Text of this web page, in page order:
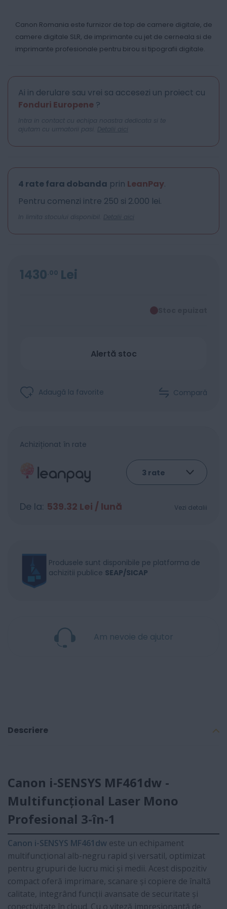
Canon Romania este furnizor de top de camere digitale, de
camere digitale SLR, de imprimante cu jet de cerneala si de
imprimante profesionale pentru birou si tipografii digitale.
Ai in derulare sau vrei sa accesezi un proiect cu
Fonduri Europene ?
Intra in contact cu echipa noastra dedicata si te
ajutam cu urmatorii pasi. Detalii aici
4 rate fara dobanda prin LeanPay.
Pentru comenzi intre 250 si 2.000 lei.
In limita stocului disponibil. Detalii aici
1430 00 Lei
Alertă stoc
Adaugă la favorite Compară
Achiziționat în rate
De la: 539.32 Lei / lună Vezi detalii
Produsele sunt disponibile pe platforma de
achizitii publice SEAP/SICAP
Am nevoie de ajutor
Descriere
Canon i-SENSYS MF461dw -
Multifuncțional Laser Mono
Profesional 3-în-1
Canon i-SENSYS MF461dw este un echipament
multifuncțional alb-negru rapid și versatil, optimizat
pentru grupuri de lucru mici și medii. Acest dispozitiv
compact oferă imprimare, scanare și copiere de înaltă
calitate, integrând funcții avansate de securitate și
conectivitate în cloud. Cu o viteză impresionantă de